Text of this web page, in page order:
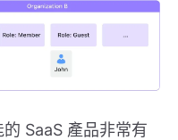
SaaS 產品非常有